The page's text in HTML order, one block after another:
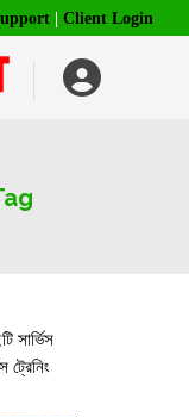
Client Login
সার্ভিস
ট্রেনিং